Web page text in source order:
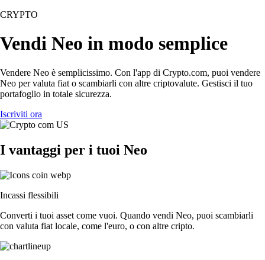
CRYPTO
Vendi Neo in modo semplice
Vendere Neo è semplicissimo. Con l'app di Crypto.com, puoi vendere
Neo per valuta fiat o scambiarli con altre criptovalute. Gestisci il tuo
portafoglio in totale sicurezza.
Iscriviti ora
I vantaggi per i tuoi Neo
Incassi flessibili
Converti i tuoi asset come vuoi. Quando vendi Neo, puoi scambiarli
con valuta fiat locale, come l'euro, o con altre cripto.